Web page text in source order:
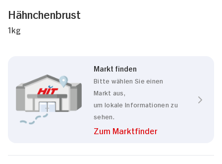
Hähnchenbrust
1kg
Markt finden
Bitte wählen Sie einen
Markt aus,
um lokale Informationen zu
sehen.
Zum Marktfinder